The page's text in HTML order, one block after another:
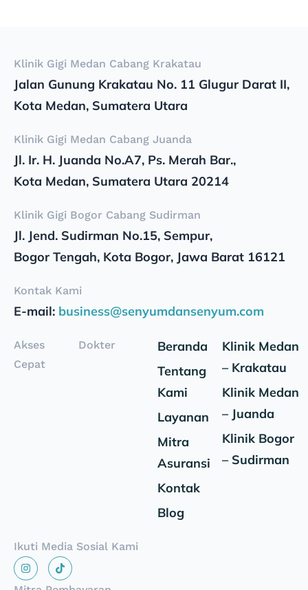
Klinik Gigi Medan Cabang Krakatau
Jalan Gunung Krakatau No. 11 Glugur Darat II,
Kota Medan, Sumatera Utara
Klinik Gigi Medan Cabang Juanda
Jl. Ir. H. Juanda No.A7, Ps. Merah Bar.,
Kota Medan, Sumatera Utara 20214
Klinik Gigi Bogor Cabang Sudirman
Jl. Jend. Sudirman No.15, Sempur,
Bogor Tengah, Kota Bogor, Jawa Barat 16121
Kontak Kami
E-mail: business@senyumdansenyum.com
Akses
Cepat
Dokter
Beranda
Tentang
Kami
Layanan
Mitra
Asuransi
Kontak
Blog
Klinik Medan
– Krakatau
Klinik Medan
– Juanda
Klinik Bogor
– Sudirman
Ikuti Media Sosial Kami